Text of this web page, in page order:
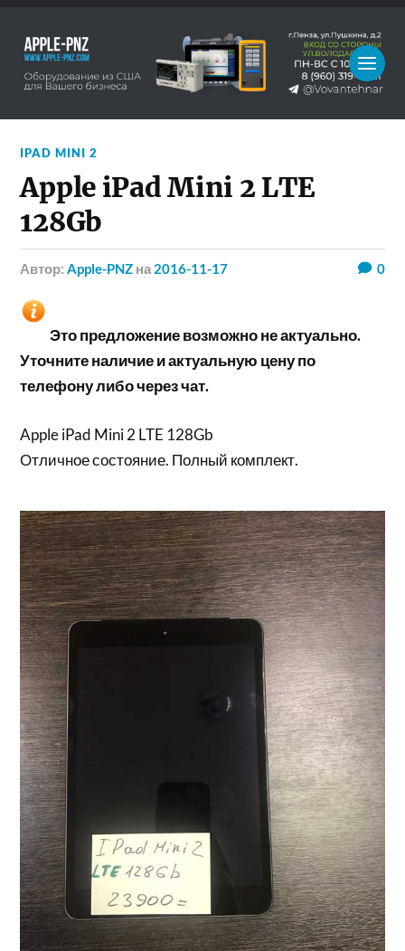
IPAD MINI 2
Apple iPad Mini 2 LTE
128Gb
Автор:Apple-PNZ на 2016-11-17 0
Это предложение возможно не актуально.
Уточните наличие и актуальную цену по
телефону либо через чат.
Apple iPad Mini 2 LTE 128Gb
Отличное состояние. Полный комплект.